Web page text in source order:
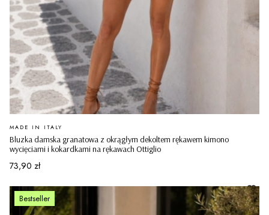
Bluzka damska granatowa z okrągłym dekoltem rękawem kimono
wycięciami i kokardkami na rękawach Ottiglio
PRODUCENT
MADE IN ITALY
Cena
73,90 zł
Bestseller